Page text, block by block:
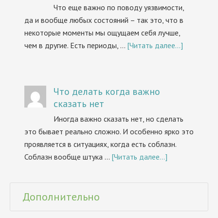
Что еще важно по поводу уязвимости,
да и вообще любых состояний – так это, что в
некоторые моменты мы ощущаем себя лучше,
чем в другие. Есть периоды, … [Читать далее...]
Что делать когда важно
сказать нет
Иногда важно сказать нет, но сделать
это бывает реально сложно. И особенно ярко это
проявляется в ситуациях, когда есть соблазн.
Соблазн вообще штука … [Читать далее...]
Дополнительно